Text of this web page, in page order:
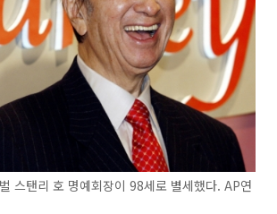
스탠리 호 명예회장이 98세로 별세했다. AP연